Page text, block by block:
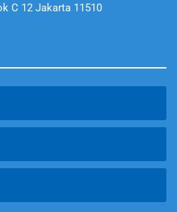
C 12 Jakarta 11510